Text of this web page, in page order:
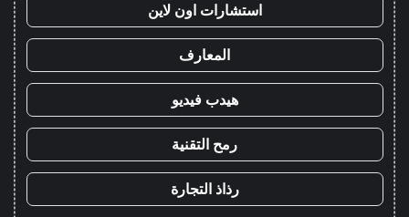
استشارات اون لاين
المعارف
هيدب فيديو
رمح التقنية
رذاذ التجارة